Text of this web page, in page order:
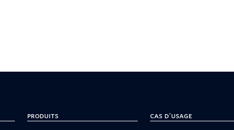
Produits Cas d'usage